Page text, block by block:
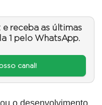
e receba as últimas
1 pelo WhatsApp.
canal!
o desenvolvimento